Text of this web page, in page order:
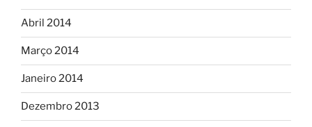
Abril 2014
Março 2014
Janeiro 2014
Dezembro 2013